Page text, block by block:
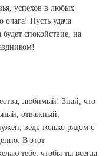
успехов в любых
Пусть удача
будет спокойствие, на
любимый! Знай, что
отважный,
ведь только рядом с
В этот
тебе, чтобы ты всегда